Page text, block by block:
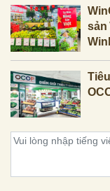
sản